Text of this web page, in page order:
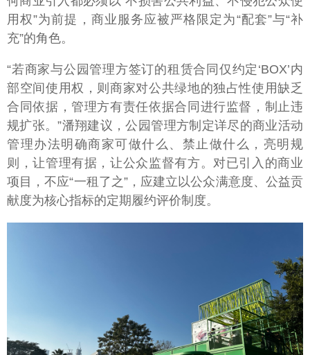
用权”为前提，商业服务应被严格限定为“配套”与“补
充”的角色。
“若商家与公园管理方签订的租赁合同仅约定‘BOX’内
部空间使用权，则商家对公共绿地的独占性使用缺乏
合同依据，管理方有责任依据合同进行监督，制止违
规扩张。”潘翔建议，公园管理方制定详尽的商业活动
管理办法明确商家可做什么、禁止做什么，亮明规
则，让管理有据，让公众监督有方。对已引入的商业
项目，不应“一租了之”，应建立以公众满意度、公益贡
献度为核心指标的定期履约评价制度。